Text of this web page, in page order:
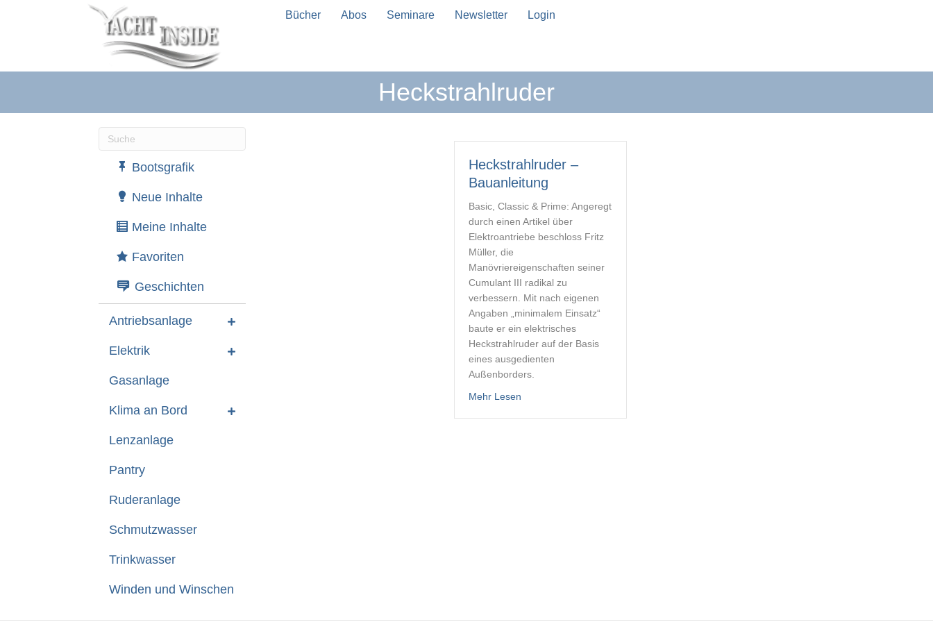
Bücher Abos Seminare Newsletter Login
Heckstrahlruder
Wenn die Ergebnisse der automatischen Vervollständigung verfügbar sind, benutze die Pfeile nach oben und unten, um sie zu überprüfen, und die
Bootsgrafik
Neue Inhalte
Meine Inhalte
Favoriten
Geschichten
Antriebsanlage
Elektrik
Gasanlage
Klima an Bord
Lenzanlage
Pantry
Ruderanlage
Schmutzwasser
Trinkwasser
Winden und Winschen
Heckstrahlruder –
Bauanleitung
Basic, Classic & Prime: Angeregt
durch einen Artikel über
Elektroantriebe beschloss Fritz
Müller, die
Manövriereigenschaften seiner
Cumulant III radikal zu
verbessern. Mit nach eigenen
Angaben „minimalem Einsatz“
baute er ein elektrisches
Heckstrahlruder auf der Basis
eines ausgedienten
Außenborders.
Mehr Lesenabout Heckstrahlruder – Bauanleitung